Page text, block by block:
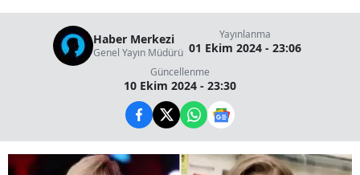
Haber Merkezi
Genel Yayın Müdürü
Yayınlanma
01 Ekim 2024 - 23:06
Güncellenme
10 Ekim 2024 - 23:30